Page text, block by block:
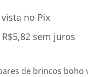
vista no Pix
R$5,82 sem juros
de brincos boho